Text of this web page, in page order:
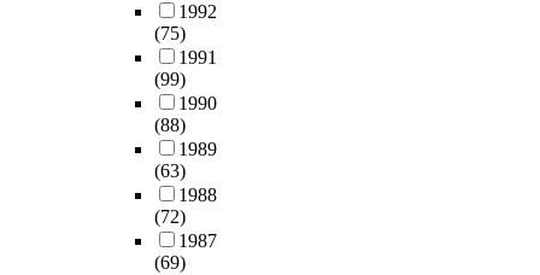
1992
(75)
1991
(99)
1990
(88)
1989
(63)
1988
(72)
1987
(69)